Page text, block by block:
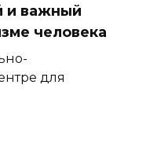
и важный
человека
для